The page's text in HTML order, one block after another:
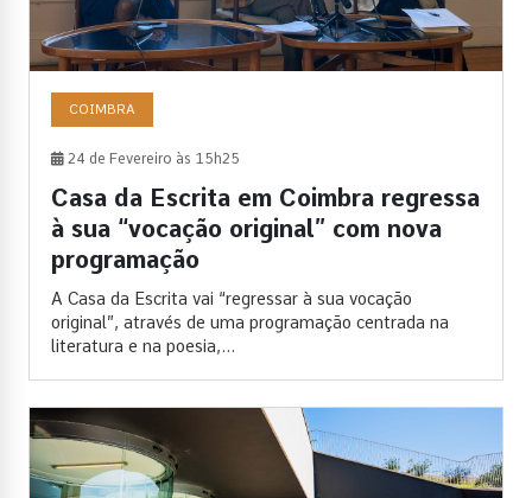
COIMBRA
24 de Fevereiro às 15h25
Casa da Escrita em Coimbra regressa
à sua “vocação original” com nova
programação
A Casa da Escrita vai “regressar à sua vocação
original”, através de uma programação centrada na
literatura e na poesia,...